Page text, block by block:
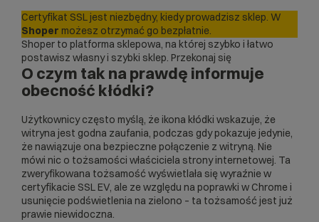
Certyfikat SSL jest niezbędny, kiedy prowadzisz sklep. W
Shoper możesz otrzymać go bezpłatnie.
Shoper to platforma sklepowa, na której szybko i łatwo
postawisz własny i szybki sklep. Przekonaj się
O czym tak na prawdę informuje
obecność kłódki?
Użytkownicy często myślą, że ikona kłódki wskazuje, że
witryna jest godna zaufania, podczas gdy pokazuje jedynie,
że nawiązuje ona bezpieczne połączenie z witryną. Nie
mówi nic o tożsamości właściciela strony internetowej. Ta
zweryfikowana tożsamość wyświetlała się wyraźnie w
certyfikacie SSL EV, ale ze względu na poprawki w Chrome i
usunięcie podświetlenia na zielono – ta tożsamość jest już
prawie niewidoczna.